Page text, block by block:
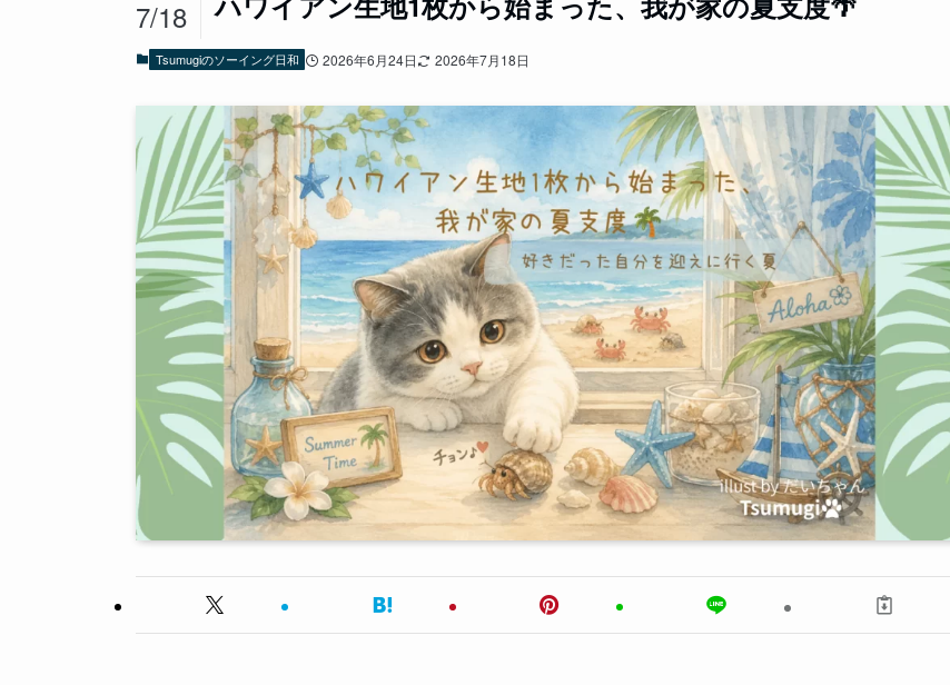
7/18
Tsumugiのソーイング日和 2026年6月24日 2026年7月18日